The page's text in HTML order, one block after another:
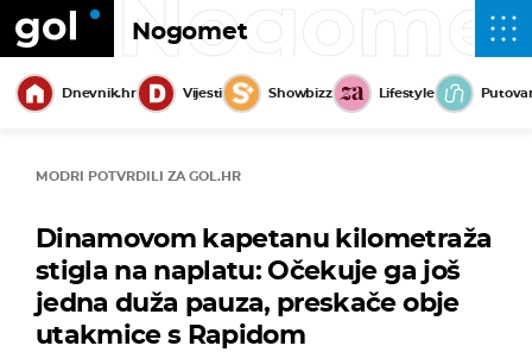
Nogomet
Dnevnik.hr Vijesti Showbizz Lifestyle
MODRI POTVRDILI ZA GOL.HR
Dinamovom kapetanu kilometraža
stigla na naplatu: Očekuje ga još
jedna duža pauza, preskače obje
utakmice s Rapidom